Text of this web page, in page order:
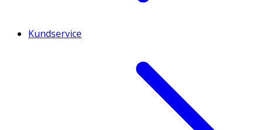
Kundservice